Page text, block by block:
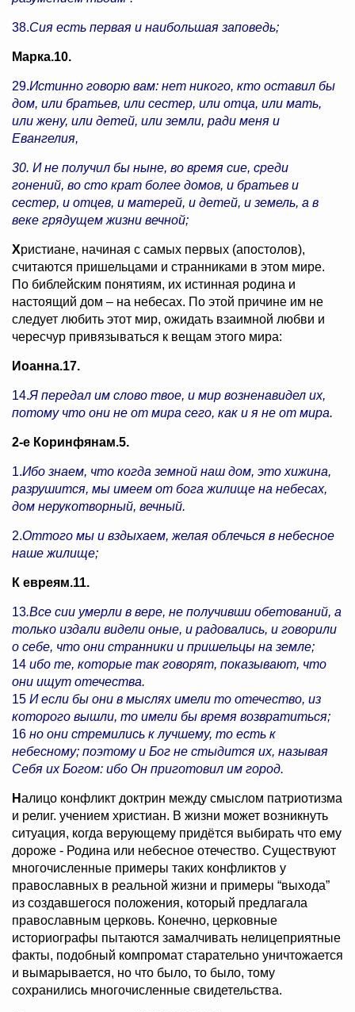
38.Сия есть первая и наибольшая заповедь;
Марка.10.
29.Истинно говорю вам: нет никого, кто оставил бы
дом, или братьев, или сестер, или отца, или мать,
или жену, или детей, или земли, ради меня и
Евангелия,
30. И не получил бы ныне, во время сие, среди
гонений, во сто крат более домов, и братьев и
сестер, и отцев, и матерей, и детей, и земель, а в
веке грядущем жизни вечной;
Христиане, начиная с самых первых (апостолов),
считаются пришельцами и странниками в этом мире.
По библейским понятиям, их истинная родина и
настоящий дом – на небесах. По этой причине им не
следует любить этот мир, ожидать взаимной любви и
чересчур привязываться к вещам этого мира:
Иоанна.17.
14.Я передал им слово твое, и мир возненавидел их,
потому что они не от мира сего, как и я не от мира.
2-е Коринфянам.5.
1.Ибо знаем, что когда земной наш дом, это хижина,
разрушится, мы имеем от бога жилище на небесах,
дом нерукотворный, вечный.
2.Оттого мы и вздыхаем, желая облечься в небесное
наше жилище;
К евреям.11.
13.Все сии умерли в вере, не получивши обетований, а
только издали видели оные, и радовались, и говорили
о себе, что они странники и пришельцы на земле;
14 ибо те, которые так говорят, показывают, что
они ищут отечества.
15 И если бы они в мыслях имели то отечество, из
которого вышли, то имели бы время возвратиться;
16 но они стремились к лучшему, то есть к
небесному; поэтому и Бог не стыдится их, называя
Себя их Богом: ибо Он приготовил им город.
Налицо конфликт доктрин между смыслом патриотизма
и религ. учением христиан. В жизни может возникнуть
ситуация, когда верующему придётся выбирать что ему
дороже - Родина или небесное отечество. Существуют
многочисленные примеры таких конфликтов у
православных в реальной жизни и примеры “выхода”
из создавшегося положения, который предлагала
православным церковь. Конечно, церковные
историографы пытаются замалчивать нелицеприятные
факты, подобный компромат старательно уничтожается
и вымарывается, но что было, то было, тому
сохранились многочисленные свидетельства.